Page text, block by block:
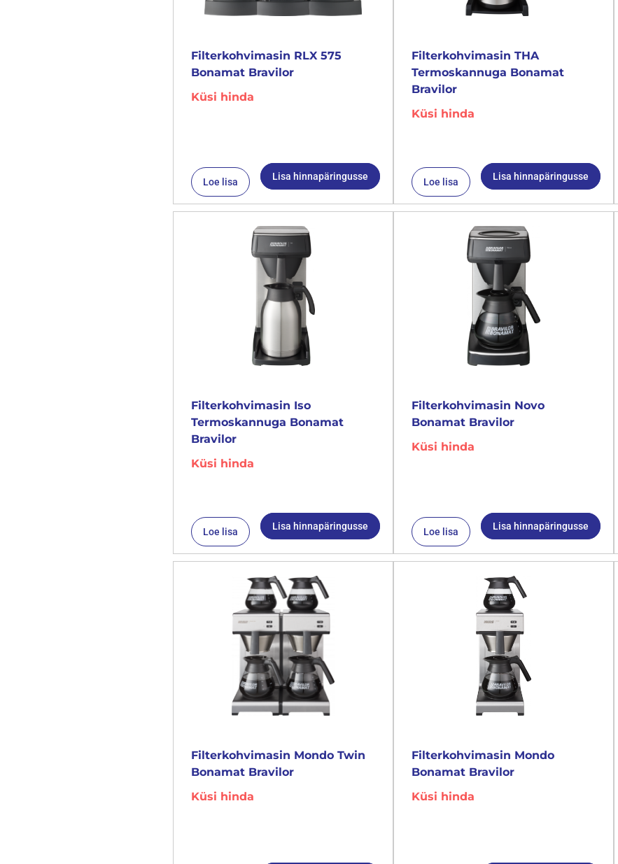
Filterkohvimasin RLX 575
Bonamat Bravilor
Küsi hinda
Loe lisa Lisa hinnapäringusse
Filterkohvimasin THA
Termoskannuga Bonamat
Bravilor
Küsi hinda
Loe lisa Lisa hinnapäringusse
Filterkohvimasin Iso
Termoskannuga Bonamat
Bravilor
Küsi hinda
Loe lisa Lisa hinnapäringusse
Filterkohvimasin Novo
Bonamat Bravilor
Küsi hinda
Loe lisa Lisa hinnapäringusse
Filterkohvimasin Mondo Twin
Bonamat Bravilor
Küsi hinda
Filterkohvimasin Mondo
Bonamat Bravilor
Küsi hinda